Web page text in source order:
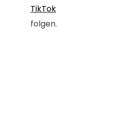
TikTok
folgen.